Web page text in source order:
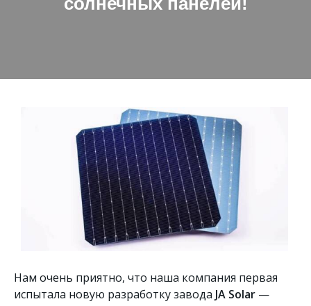
Нам очень приятно, что наша компания первая
испытала новую разработку завода JA Solar —